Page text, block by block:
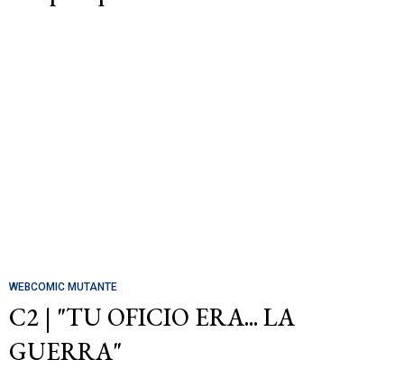
WEBCOMIC MUTANTE
C2 | "TU OFICIO ERA... LA
GUERRA"